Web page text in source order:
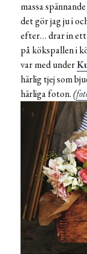
massa
det gör jag ju i
efter… drar in ett
på kökspallen i
var med under
härlig tjej som
härliga foton.(